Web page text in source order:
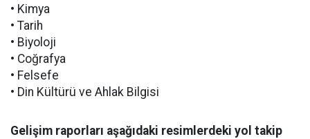
• Kimya
• Tarih
• Biyoloji
• Coğrafya
• Felsefe
• Din Kültürü ve Ahlak Bilgisi
Gelişim raporları aşağıdaki resimlerdeki yol takip